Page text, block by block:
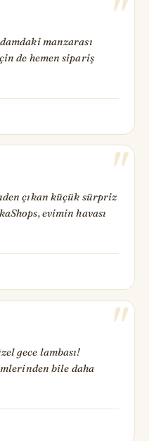
manzarası
de hemen sipariş
çıkan küçük sürpriz
evimin havası
gece lambası!
bile daha